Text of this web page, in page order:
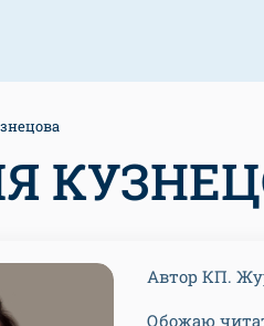
Автор КП.
Обожаю